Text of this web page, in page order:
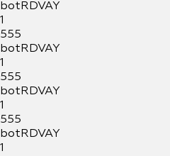
botRDVAY
1
555
botRDVAY
1
555
botRDVAY
1
555
botRDVAY
1